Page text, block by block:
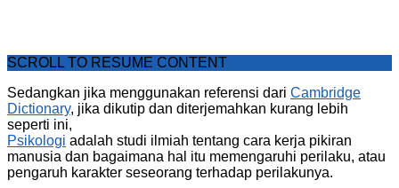
SCROLL TO RESUME CONTENT
Sedangkan jika menggunakan referensi dari Cambridge
Dictionary, jika dikutip dan diterjemahkan kurang lebih
seperti ini,
Psikologi adalah studi ilmiah tentang cara kerja pikiran
manusia dan bagaimana hal itu memengaruhi perilaku, atau
pengaruh karakter seseorang terhadap perilakunya.